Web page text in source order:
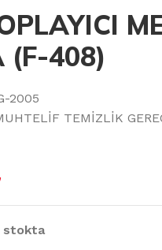
(F-408)
2005
TEMİZLİK
stokta